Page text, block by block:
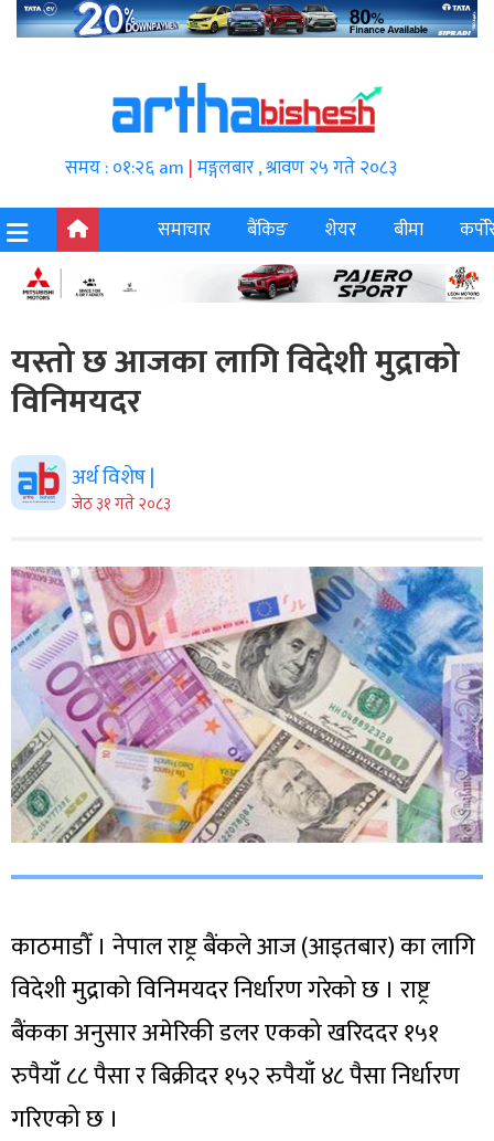
समय : ०१:२६ am |मङ्गलबार , श्रावण २५ गते २०८३
समाचार
बैंकिङ शेयर बीमा
यस्तो छ आजका लागि विदेशी मुद्राको
विनिमयदर
अर्थ विशेष |
जेठ ३१ गते २०८३
काठमाडौँ । नेपाल राष्ट्र बैंकले आज (आइतबार) का लागि
विदेशी मुद्राको विनिमयदर निर्धारण गरेको छ । राष्ट्र
बैंकका अनुसार अमेरिकी डलर एकको खरिददर १५१
रुपैयाँ ८८ पैसा र बिक्रीदर १५२ रुपैयाँ ४८ पैसा निर्धारण
गरिएको छ ।